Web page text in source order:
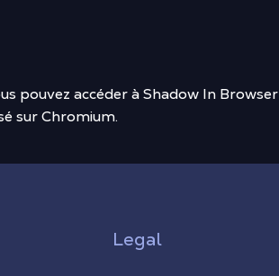
pouvez accéder à Shadow In
sur Chromium.
Legal